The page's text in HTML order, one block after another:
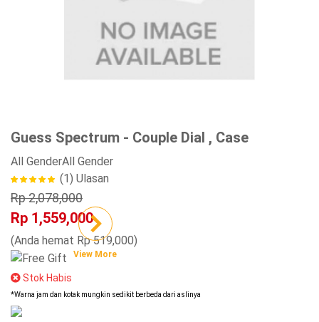
Guess Spectrum - Couple Dial , Case
All GenderAll Gender
(1) Ulasan
Rp 2,078,000
Rp 1,559,000
(Anda hemat Rp 519,000)
Stok Habis
*Warna jam dan kotak mungkin sedikit berbeda dari aslinya
View More